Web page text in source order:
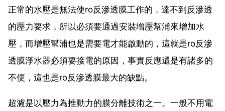
正常的水壓是無法使ro反滲透膜工作的，達不到反滲透
的壓力要求，所以必須要通過安裝增壓幫浦來增加水
壓，而增壓幫浦也是需要電才能啟動的，這就是ro反滲
透膜淨水器必須要接電的原因，事實反應還是有諸多的
不便，這也是ro反滲透膜最大的缺點。
超濾是以壓力為推動力的膜分離技術之一。一般不用電